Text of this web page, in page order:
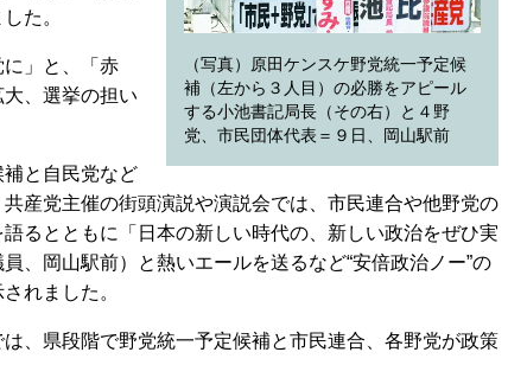
（写真）原田ケンスケ野党統一予定候
補（左から３人目）の必勝をアピール
する小池書記局長（その右）と４野
党、市民団体代表＝９日、岡山駅前
た。
」と、「赤
、選挙の担い
と自民党など
産党主催の街頭演説や演説会では、市民連合や他野党の
るとともに「日本の新しい時代の、新しい政治をぜひ実
、岡山駅前）と熱いエールを送るなど“安倍政治ノー”の
れました。
、県段階で野党統一予定候補と市民連合、各野党が政策